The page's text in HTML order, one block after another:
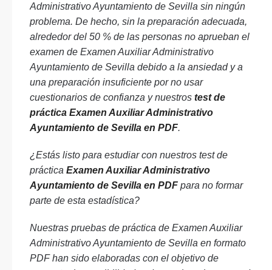
Administrativo Ayuntamiento de Sevilla sin ningún
problema. De hecho, sin la preparación adecuada,
alrededor del 50 % de las personas no aprueban el
examen de Examen Auxiliar Administrativo
Ayuntamiento de Sevilla debido a la ansiedad y a
una preparación insuficiente por no usar
cuestionarios de confianza y nuestros test de
práctica Examen Auxiliar Administrativo
Ayuntamiento de Sevilla en PDF.
¿Estás listo para estudiar con nuestros test de
práctica Examen Auxiliar Administrativo
Ayuntamiento de Sevilla en PDF para no formar
parte de esta estadística?
Nuestras pruebas de práctica de Examen Auxiliar
Administrativo Ayuntamiento de Sevilla en formato
PDF han sido elaboradas con el objetivo de